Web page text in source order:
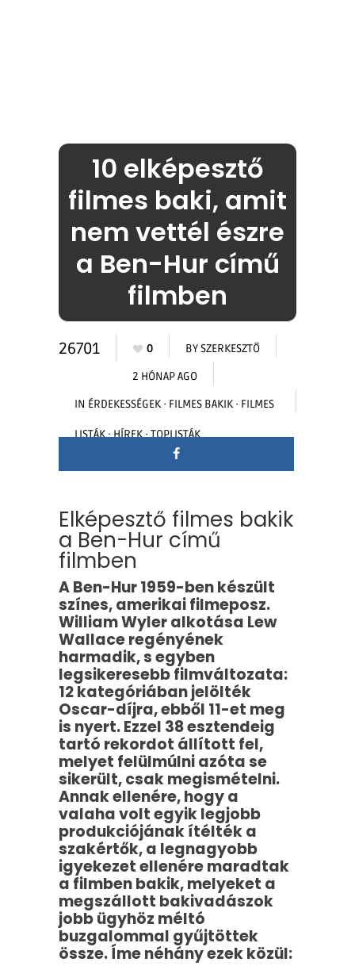
10 elképesztő
filmes baki, amit
nem vettél észre
a Ben-Hur című
filmben
26701 0 BYSZERKESZTŐ
2 HÓNAP AGO
IN ÉRDEKESSÉGEK · FILMES BAKIK · FILMES
LISTÁK·HÍREK·TOPLISTÁK
Elképesztő filmes bakik
a Ben-Hur című
filmben
A Ben-Hur 1959-ben készült
színes, amerikai filmeposz.
William Wyler alkotása Lew
Wallace regényének
harmadik, s egyben
legsikeresebb filmváltozata:
12 kategóriában jelölték
Oscar-díjra, ebből 11-et meg
is nyert. Ezzel 38 esztendeig
tartó rekordot állított fel,
melyet felülmúlni azóta se
sikerült, csak megismételni.
Annak ellenére, hogy a
valaha volt egyik legjobb
produkciójának ítélték a
szakértők, a legnagyobb
igyekezet ellenére maradtak
a filmben bakik, melyeket a
megszállott bakivadászok
jobb ügyhöz méltó
buzgalommal gyűjtöttek
össze. Íme néhány ezek közül: